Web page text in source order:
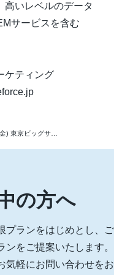
高いレベルのデータ
サービスを含む
ケティング
のづくりワールド[東京]2026に出展
の方へ
プランをはじめとし、ご
をご提案いたします。
気軽にお問い合わせをお